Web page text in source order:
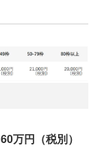
万円（税別）